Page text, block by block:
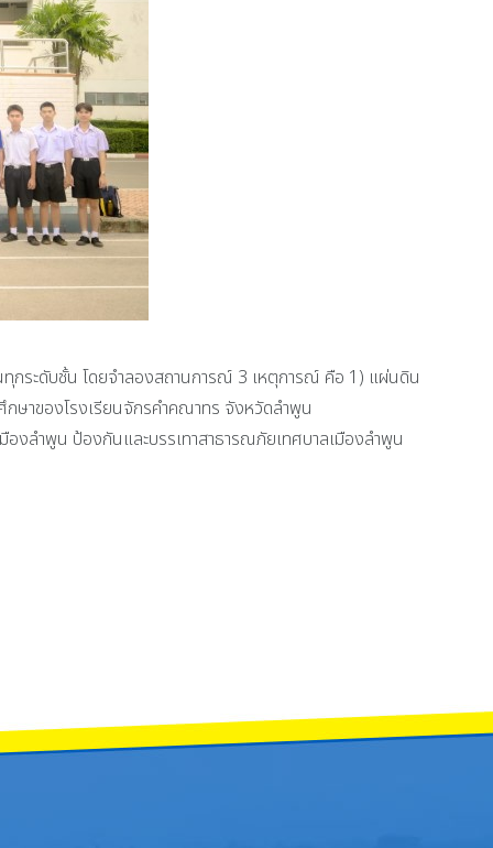
ระดับชั้น โดยจำลองสถานการณ์ 3 เหตุการณ์ คือ 1) แผ่นดิน
กษาของโรงเรียนจักรคำคณาทร จังหวัดลำพูน
องลำพูน ป้องกันและบรรเทาสาธารณภัยเทศบาลเมืองลำพูน